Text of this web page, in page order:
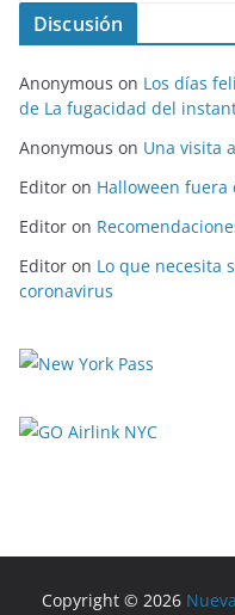
Discusión
Anonymous on Los días
de La fugacidad del
Anonymous on Una visita
Editor on Halloween fuera
Editor on
Editor on Lo que necesita
coronavirus
Copyright © 2026